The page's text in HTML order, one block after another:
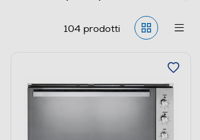
104 prodotti